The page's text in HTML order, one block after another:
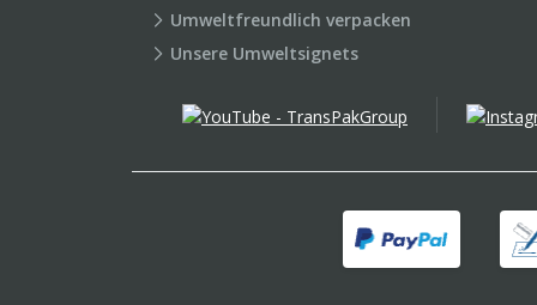
Umweltfreundlich verpacken
Unsere Umweltsignets